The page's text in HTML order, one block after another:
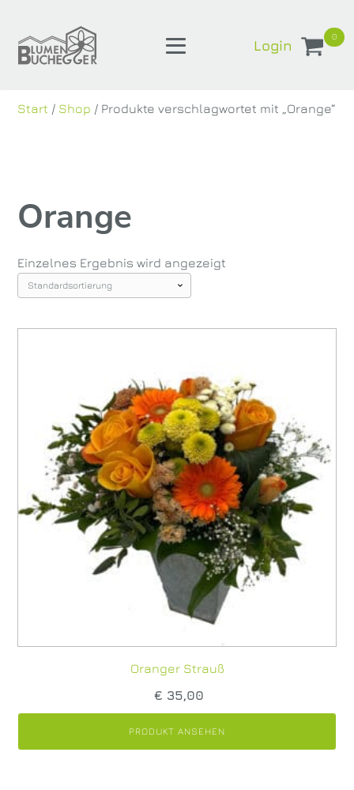
Login
0
Start / Shop / Produkte verschlagwortet mit „Orange“
Orange
Einzelnes Ergebnis wird angezeigt
Oranger Strauß
€ 35,00
PRODUKT ANSEHEN